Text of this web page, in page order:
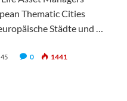
Thematic Cities
Städte und …
0 1441